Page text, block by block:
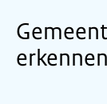
erkennen